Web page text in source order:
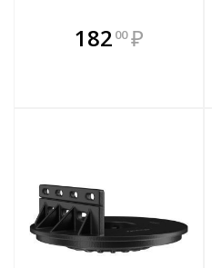
182 00 ₽
В комплекте
всегда выгоднее!